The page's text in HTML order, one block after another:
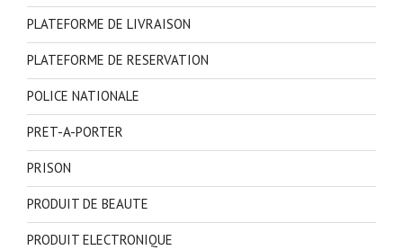
PLATEFORME DE LIVRAISON
PLATEFORME DE RESERVATION
POLICE NATIONALE
PRET-A-PORTER
PRISON
PRODUIT DE BEAUTE
PRODUIT ELECTRONIQUE